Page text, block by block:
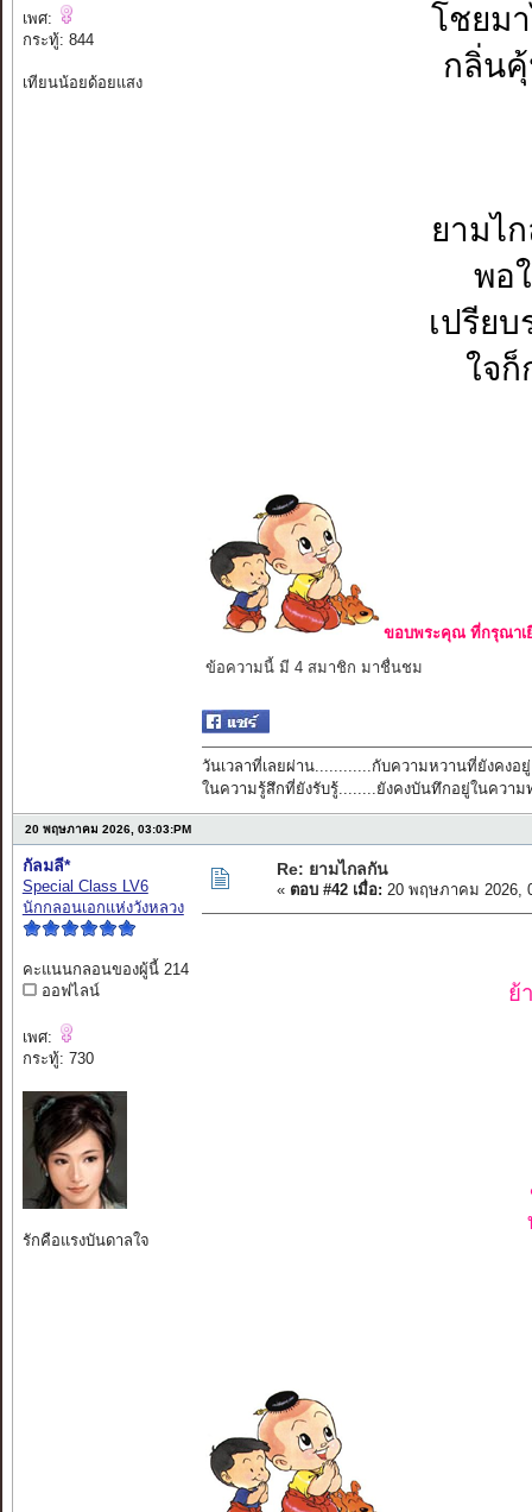
เพศ:
กระทู้: 844
เทียนน้อยด้อยแสง
โชยม
กลิ่นคุ้
ยามไ
พอ
เปรีย
ใจก็
ขอบพระคุณ ที่กรุณาเ
ข้อความนี้ มี 4 สมาชิก มาชื่นชม
วันเวลาที่เลยผ่าน............กับความหวานที่ยังคงอยู่
ในความรู้สึกที่ยังรับรู้........ยังคงบันทึกอยู่ในความ
20 พฤษภาคม 2026, 03:03:PM
กัลมลี*
Special Class LV6
นักกลอนเอกแห่งวังหลวง
คะแนนกลอนของผู้นี้ 214
ออฟไลน์
เพศ:
กระทู้: 730
รักคือแรงบันดาลใจ
Re: ยามไกลกัน
« ตอบ #42 เมื่อ: 20 พฤษภาคม 2026,
ย้